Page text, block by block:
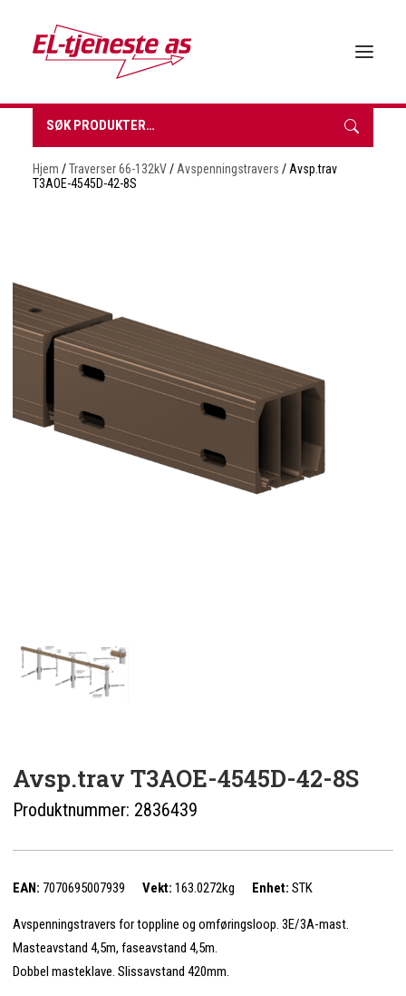
HJEM
OM EL-TJENESTE
BÆREKRAFT
NYHETER
KONTAKT
ENGLISH
0 items in quote
Søk
Hjem /Traverser 66-132kV/ Avspenningstravers / Avsp.trav
T3AOE-4545D-42-8S
Avsp.trav T3AOE-4545D-42-8S
Produktnummer: 2836439
EAN: 7070695007939 Vekt: 163.0272kg Enhet: STK
Avspenningstravers for toppline og omføringsloop. 3E/3A-mast.
Masteavstand 4,5m, faseavstand 4,5m.
Dobbel masteklave. Slissavstand 420mm.